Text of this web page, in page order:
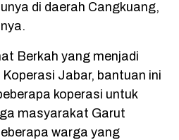
di daerah Cangkuang,
Berkah yang menjadi
Jabar, bantuan ini
koperasi untuk
masyarakat Garut
warga yang